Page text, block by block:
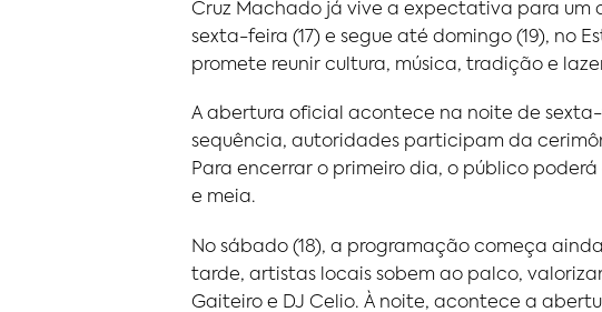
Cruz Machado já vive a expectativa para um
sexta-feira (17) e segue até domingo (19), no
promete reunir cultura, música, tradição e
A abertura oficial acontece na noite de
sequência, autoridades participam da
Para encerrar o primeiro dia, o público
e meia.
No sábado (18), a programação começa
tarde, artistas locais sobem ao palco,
Gaiteiro e DJ Celio. À noite, acontece a